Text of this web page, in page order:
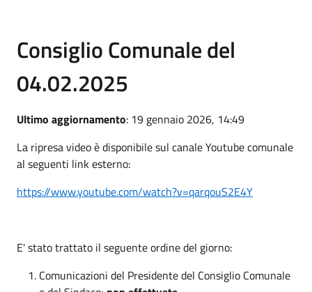
Consiglio Comunale del
04.02.2025
Ultimo aggiornamento: 19 gennaio 2026, 14:49
La ripresa video è disponibile sul canale Youtube comunale
al seguenti link esterno:
https://www.youtube.com/watch?v=qarqouS2E4Y
E' stato trattato il seguente ordine del giorno:
Comunicazioni del Presidente del Consiglio Comunale